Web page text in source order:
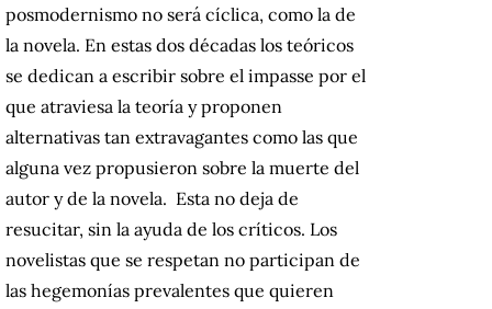
posmodernismo no será cíclica, como la de
la novela. En estas dos décadas los teóricos
se dedican a escribir sobre el impasse por el
que atraviesa la teoría y proponen
alternativas tan extravagantes como las que
alguna vez propusieron sobre la muerte del
autor y de la novela. Esta no deja de
resucitar, sin la ayuda de los críticos. Los
novelistas que se respetan no participan de
las hegemonías prevalentes que quieren